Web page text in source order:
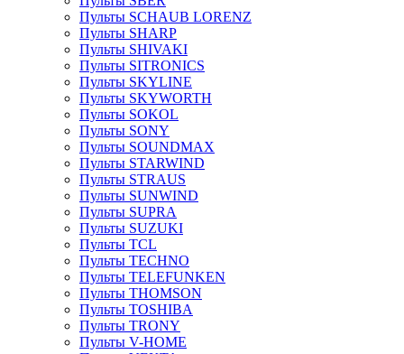
Пульты SCHAUB LORENZ
Пульты SHARP
Пульты SHIVAKI
Пульты SITRONICS
Пульты SKYLINE
Пульты SKYWORTH
Пульты SOKOL
Пульты SONY
Пульты SOUNDMAX
Пульты STARWIND
Пульты STRAUS
Пульты SUNWIND
Пульты SUPRA
Пульты SUZUKI
Пульты TCL
Пульты TECHNO
Пульты TELEFUNKEN
Пульты THOMSON
Пульты TOSHIBA
Пульты TRONY
Пульты V-HOME